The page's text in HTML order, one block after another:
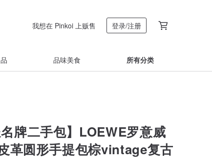
我想在 Pinkoi 上贩售 登录/注册
品味美食 所有分类
名牌二手包】LOEWE罗意威
革圆形手提包棕vintage复古